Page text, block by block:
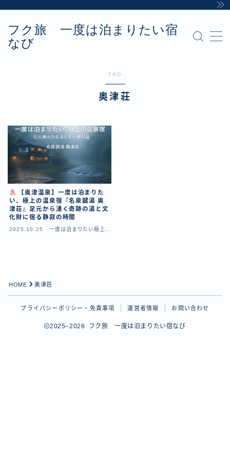
フク旅 一度は泊まりたい宿
なび
MENU
Sample Page
プライバシーポリシー・免責事項
運営者情報
TAG
奥津荘
【奥津温泉】一度は泊まりた
い、極上の温泉宿『名泉鍵湯 奥
津荘』足元から湧く奇跡の湯と文
化財に宿る静寂の時間
2025.10.25
一度は泊まりたい極上の
HOME 奥津荘
プライバシーポリシー・免責事項 運営者情報 お問い合わせ
2025–2026 フク旅 一度は泊まりたい宿なび